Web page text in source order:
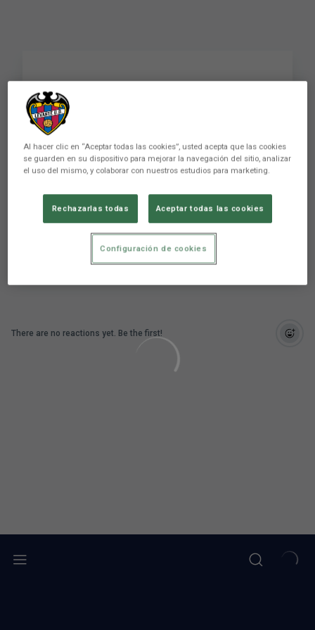
Javier Olaizola: "El
equipo ha sabido sufrir,
ser ordenado y
contundente"
ordenado y contundente"
There are no reactions yet. Be the first!
Al hacer clic en “Aceptar todas las cookies”, usted acepta que las cookies
se guarden en su dispositivo para mejorar la navegación del sitio, analizar
el uso del mismo, y colaborar con nuestros estudios para marketing.
Rechazarlas todas Aceptar todas las cookies
Configuración de cookies